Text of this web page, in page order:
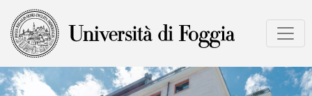
al
contenuto
principale